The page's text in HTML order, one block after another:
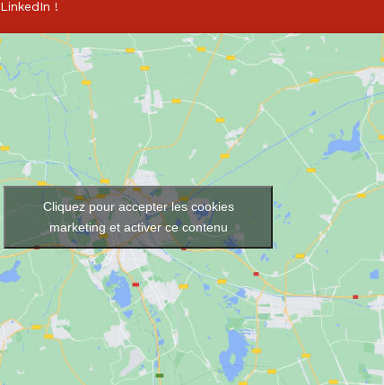
LinkedIn !
Cliquez pour accepter les cookies
marketing et activer ce contenu